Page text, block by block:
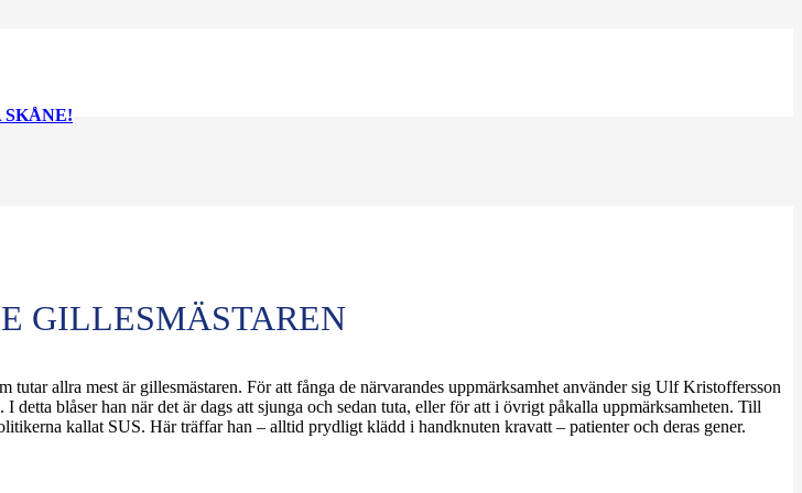
SKÅNE!
GILLESMÄSTAREN
allra mest är gillesmästaren. För att fånga de närvarandes uppmärksamhet använder sig Ulf Kristoffersson
blåser han när det är dags att sjunga och sedan tuta, eller för att i övrigt påkalla uppmärksamheten. Till
kallat SUS. Här träffar han – alltid prydligt klädd i handknuten kravatt – patienter och deras gener.